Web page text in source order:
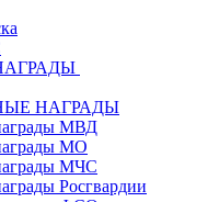
НАГРАДЫ
МВД
МО
МЧС
Росгвардии